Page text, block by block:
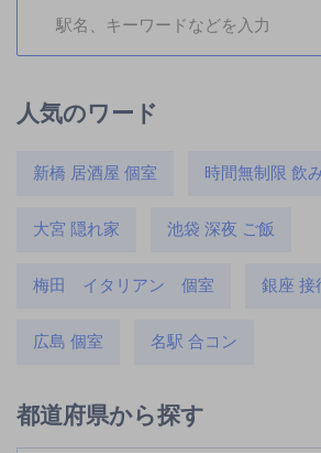
人気のワード
新橋 居酒屋 個室 時間無制限 飲
大宮 隠れ家 池袋 深夜 ご飯
梅田 イタリアン 個室 銀座 接
広島 個室 名駅 合コン
都道府県から探す